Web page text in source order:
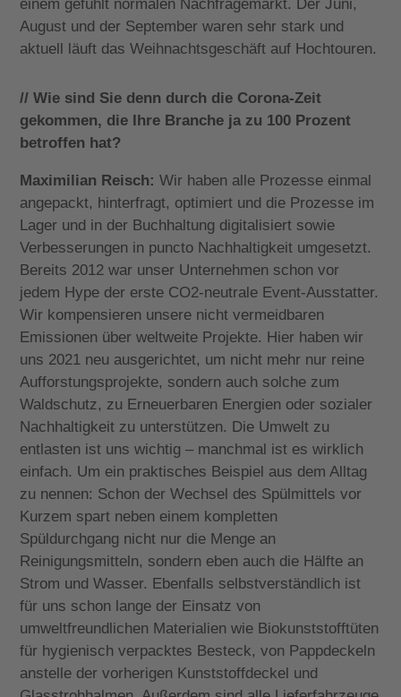
einem gefühlt normalen Nachfragemarkt. Der Juni,
August und der September waren sehr stark und
aktuell läuft das Weihnachtsgeschäft auf Hochtouren.
// Wie sind Sie denn durch die Corona-Zeit
gekommen, die Ihre Branche ja zu 100 Prozent
betroffen hat?
Maximilian Reisch: Wir haben alle Prozesse einmal
angepackt, hinterfragt, optimiert und die Prozesse im
Lager und in der Buchhaltung digitalisiert sowie
Verbesserungen in puncto Nachhaltigkeit umgesetzt.
Bereits 2012 war unser Unternehmen schon vor
jedem Hype der erste CO2-neutrale Event-Ausstatter.
Wir kompensieren unsere nicht vermeidbaren
Emissionen über weltweite Projekte. Hier haben wir
uns 2021 neu ausgerichtet, um nicht mehr nur reine
Aufforstungsprojekte, sondern auch solche zum
Waldschutz, zu Erneuerbaren Energien oder sozialer
Nachhaltigkeit zu unterstützen. Die Umwelt zu
entlasten ist uns wichtig – manchmal ist es wirklich
einfach. Um ein praktisches Beispiel aus dem Alltag
zu nennen: Schon der Wechsel des Spülmittels vor
Kurzem spart neben einem kompletten
Spüldurchgang nicht nur die Menge an
Reinigungsmitteln, sondern eben auch die Hälfte an
Strom und Wasser. Ebenfalls selbstverständlich ist
für uns schon lange der Einsatz von
umweltfreundlichen Materialien wie Biokunststofftüten
für hygienisch verpacktes Besteck, von Pappdeckeln
anstelle der vorherigen Kunststoffdeckel und